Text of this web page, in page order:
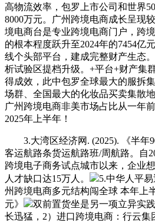
高物流效率，包罗上市公司和世界
8000万元。广州跨境电商成长呈现
境电商台是专业跨境电商门户，跨
的根本程度跃升至2024年的7454亿
线个头部平台，建成完整财产生态
析试验区提档升级。+平台+财产集
得成效，此中包罗全球最大的服拆
场群、全国最大的化妆品买卖集散
广州跨境电商非美市场占比从一年前
2025年上半年！
3.大湾区经济网. (2025). 《半年
客运航路条货运航路班/周航路。自
跨境电子商务试点城市以来，企业
人才缺口达15万人。
5.中华人平
州跨境电商多元结构闯全球 本年上
元》
双前置货坐是另一项立异实
长迅猛，2）进口跨境电商：行云